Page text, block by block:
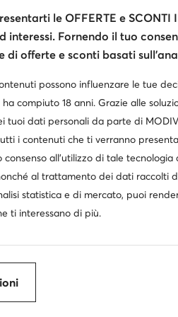
Prezzo attuale
54,95€
Prezzo più basso 60,95 € -9%
Teva sandali trekking donna
adidas
le OFFERTE e SCONTI
interessi. Fornendo il tuo
di offerte e sconti basati
possono influenzare le tue
compiuto 18 anni. Grazie alle
tuoi dati personali da parte di
i contenuti che ti verranno
consenso all’utilizzo di tale
al trattamento dei dati raccolti
statistica e di mercato, puoi
ti interessano di più.